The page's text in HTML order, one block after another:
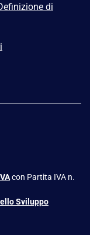
di
con Partita IVA n.
Sviluppo